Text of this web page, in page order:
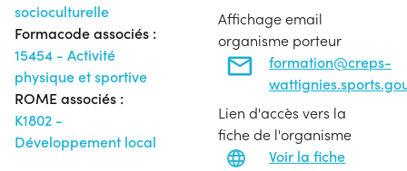
socioculturelle
Formacode associés :
15454 - Activité
physique et sportive
ROME associés :
K1802 -
Développement local
Affichage email
organisme porteur
formation@creps-
Lien d'accès vers la
fiche de l'organisme
Voir la fiche